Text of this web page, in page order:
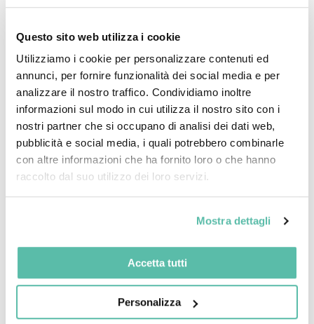
Questo sito web utilizza i cookie
Utilizziamo i cookie per personalizzare contenuti ed
annunci, per fornire funzionalità dei social media e per
analizzare il nostro traffico. Condividiamo inoltre
informazioni sul modo in cui utilizza il nostro sito con i
nostri partner che si occupano di analisi dei dati web,
pubblicità e social media, i quali potrebbero combinarle
con altre informazioni che ha fornito loro o che hanno
raccolto dal suo utilizzo dei loro servizi.
Mostra dettagli
Accetta tutti
Personalizza
ll 7 luglio 2018 avrà luogo a Vimercate (MB) la 5° edizione di
Notte di Sport, la manifestazione sportiva che si svolge in